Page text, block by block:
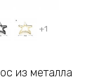
+1